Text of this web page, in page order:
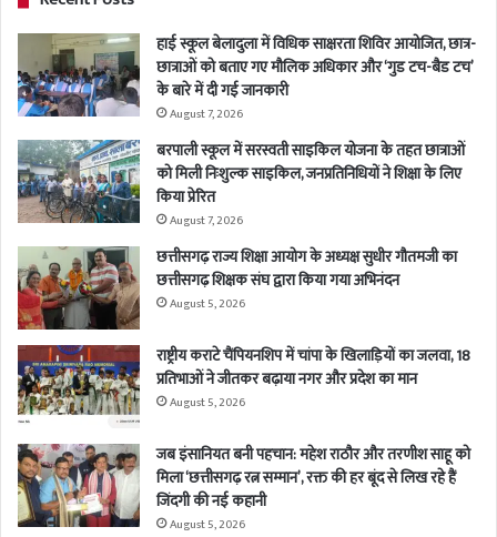
हाई स्कूल बेलादुला में विधिक साक्षरता शिविर आयोजित, छात्र-
छात्राओं को बताए गए मौलिक अधिकार और ‘गुड टच-बैड टच’
के बारे में दी गई जानकारी
August 7, 2026
बरपाली स्कूल में सरस्वती साइकिल योजना के तहत छात्राओं
को मिली निःशुल्क साइकिल, जनप्रतिनिधियों ने शिक्षा के लिए
किया प्रेरित
August 7, 2026
छत्तीसगढ़ राज्य शिक्षा आयोग के अध्यक्ष सुधीर गौतमजी का
छत्तीसगढ़ शिक्षक संघ द्वारा किया गया अभिनंदन
August 5, 2026
राष्ट्रीय कराटे चैंपियनशिप में चांपा के खिलाड़ियों का जलवा, 18
प्रतिभाओं ने जीतकर बढ़ाया नगर और प्रदेश का मान
August 5, 2026
जब इंसानियत बनी पहचान: महेश राठौर और तरणीश साहू को
मिला ‘छत्तीसगढ़ रत्न सम्मान’, रक्त की हर बूंद से लिख रहे हैं
जिंदगी की नई कहानी
August 5, 2026